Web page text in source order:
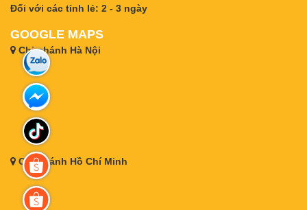
Đối với các tỉnh lẻ: 2 - 3 ngày
GOOGLE MAPS
Chi nhánh Hà Nội
Chi nhánh Hồ Chí Minh